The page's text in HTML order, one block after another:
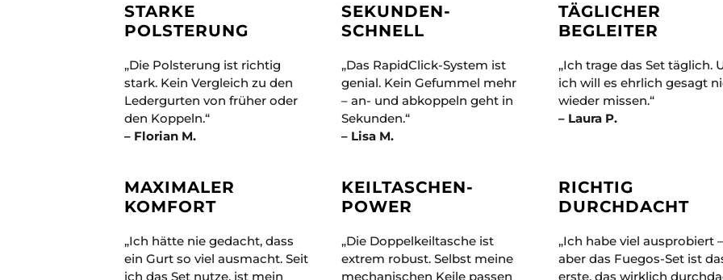
STARKE
POLSTERUNG
„Die Polsterung ist richtig
stark. Kein Vergleich zu den
Ledergurten von früher oder
den Koppeln.“
– Florian M.
SEKUNDEN-
SCHNELL
„Das RapidClick-System ist
genial. Kein Gefummel mehr
– an- und abkoppeln geht in
Sekunden.“
– Lisa M.
TÄGLICHER
BEGLEITER
„Ich trage das Set täglich.
ich will es ehrlich gesagt
wieder missen.“
– Laura P.
MAXIMALER
KOMFORT
„Ich hätte nie gedacht, dass
ein Gurt so viel ausmacht. Seit
ich das Set nutze, ist mein
KEILTASCHEN-
POWER
„Die Doppelkeiltasche ist
extrem robust. Selbst meine
mechanischen Keile passen
RICHTIG
DURCHDACHT
„Ich habe viel ausprobiert –
aber das Fuegos-Set ist
erste, das wirklich